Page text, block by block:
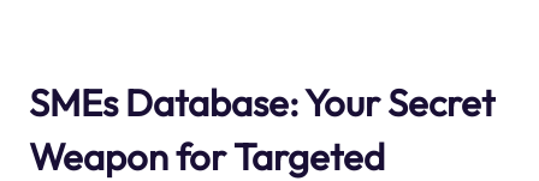
SMEs Database: Your Secret
Weapon for Targeted